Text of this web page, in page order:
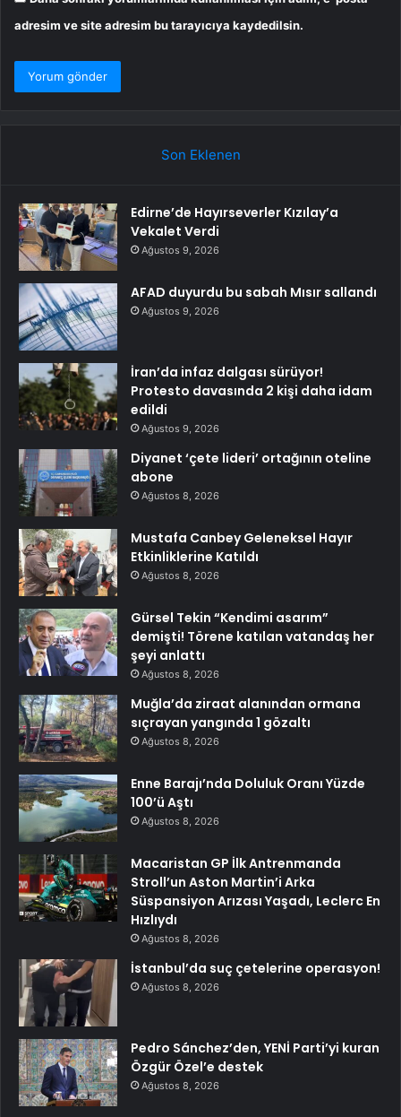
adresim ve site adresim bu tarayıcıya kaydedilsin.
Son Eklenen
Edirne’de Hayırseverler Kızılay’a
Vekalet Verdi
Ağustos 9, 2026
AFAD duyurdu bu sabah Mısır sallandı
Ağustos 9, 2026
İran’da infaz dalgası sürüyor!
Protesto davasında 2 kişi daha idam
edildi
Ağustos 9, 2026
Diyanet ‘çete lideri’ ortağının oteline
abone
Ağustos 8, 2026
Mustafa Canbey Geleneksel Hayır
Etkinliklerine Katıldı
Ağustos 8, 2026
Gürsel Tekin “Kendimi asarım”
demişti! Törene katılan vatandaş her
şeyi anlattı
Ağustos 8, 2026
Muğla’da ziraat alanından ormana
sıçrayan yangında 1 gözaltı
Ağustos 8, 2026
Enne Barajı’nda Doluluk Oranı Yüzde
100’ü Aştı
Ağustos 8, 2026
Macaristan GP İlk Antrenmanda
Stroll’un Aston Martin’i Arka
Süspansiyon Arızası Yaşadı, Leclerc En
Hızlıydı
Ağustos 8, 2026
İstanbul’da suç çetelerine operasyon!
Ağustos 8, 2026
Pedro Sánchez’den, YENİ Parti’yi kuran
Özgür Özel’e destek
Ağustos 8, 2026